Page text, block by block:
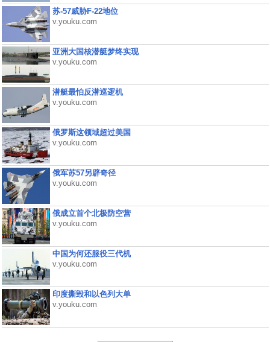
苏-57威胁F-22地位
v.youku.com
亚洲大国核潜艇梦终实现
v.youku.com
潜艇最怕反潜巡逻机
v.youku.com
俄罗斯这领域超过美国
v.youku.com
俄军苏57另辟奇径
v.youku.com
俄成立首个北极防空营
v.youku.com
中国为何还服役三代机
v.youku.com
印度撕毁和以色列大单
v.youku.com